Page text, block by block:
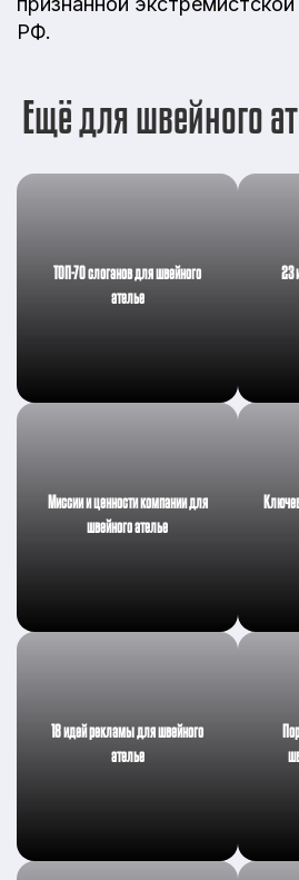
РФ.
Ещё для швейного
ТОП-70 слоганов для швейного
ателье
23
Миссии и ценности компании для
швейного ателье
18 идей рекламы для швейного
ателье